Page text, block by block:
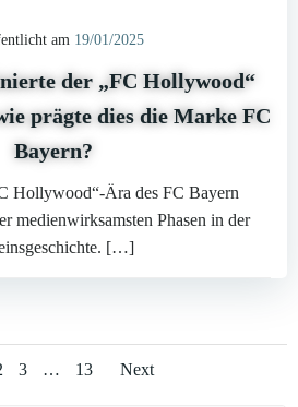
am 19/01/2025
der „FC Hollywood“
prägte dies die Marke FC
Bayern?
Hollywood“-Ära des FC Bayern
medienwirksamsten Phasen in der
[…]
Page
3 … Page
13
Posts
Next